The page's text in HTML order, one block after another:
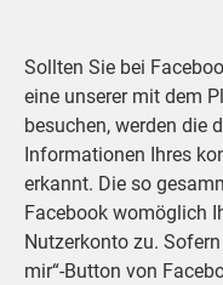
Sollten Sie bei
eine unserer mit dem
besuchen, werden die
Informationen Ihres
erkannt. Die so
Facebook womöglich
Nutzerkonto zu.
mir“-Button von